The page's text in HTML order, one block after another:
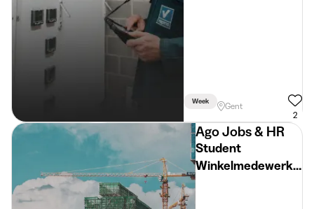
Week
Gent
2
Ago Jobs & HR
Student
Winkelmedewerker
Verf & Interieur